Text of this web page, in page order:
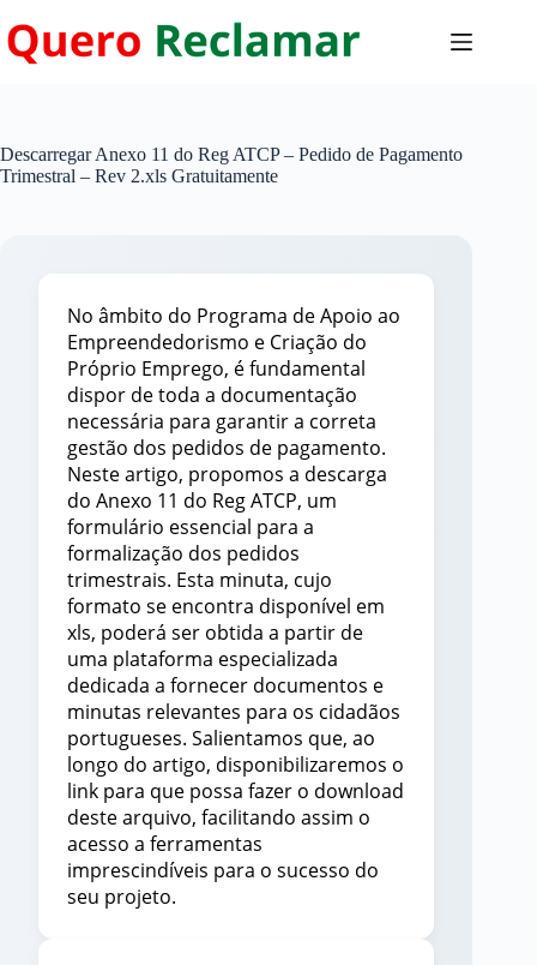
para
o
Descarregar Anexo 11 do Reg ATCP – Pedido de Pagamento
Trimestral – Rev 2.xls Gratuitamente
No âmbito do Programa de Apoio ao
Empreendedorismo e Criação do
Próprio Emprego, é fundamental
dispor de toda a documentação
necessária para garantir a correta
gestão dos pedidos de pagamento.
Neste artigo, propomos a descarga
do Anexo 11 do Reg ATCP, um
formulário essencial para a
formalização dos pedidos
trimestrais. Esta minuta, cujo
formato se encontra disponível em
xls, poderá ser obtida a partir de
uma plataforma especializada
dedicada a fornecer documentos e
minutas relevantes para os cidadãos
portugueses. Salientamos que, ao
longo do artigo, disponibilizaremos o
link para que possa fazer o download
deste arquivo, facilitando assim o
acesso a ferramentas
imprescindíveis para o sucesso do
seu projeto.